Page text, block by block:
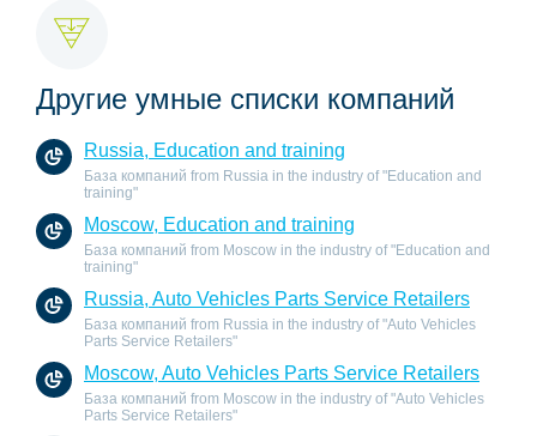
Другие умные списки компаний
Russia, Education and training
База компаний from Russia in the industry of "Education and
training"
Moscow, Education and training
База компаний from Moscow in the industry of "Education and
training"
Russia, Auto Vehicles Parts Service Retailers
База компаний from Russia in the industry of "Auto Vehicles
Parts Service Retailers"
Moscow, Auto Vehicles Parts Service Retailers
База компаний from Moscow in the industry of "Auto Vehicles
Parts Service Retailers"